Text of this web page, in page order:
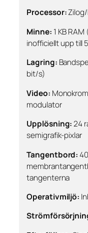
Processor:Zilog/
Minne: 1 KB
inofficiellt upp till
Lagring:
bit/s)
Video:
modulator
Upplösning:24
semigrafik-pixlar
Tangentbord:
tangenterna
Operativmiljö: